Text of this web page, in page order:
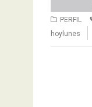
PERFIL
hoylunes